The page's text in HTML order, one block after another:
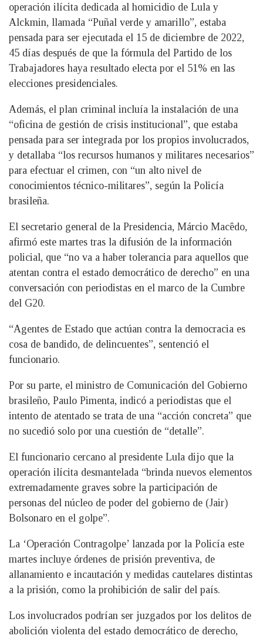
operación ilícita dedicada al homicidio de Lula y
Alckmin, llamada “Puñal verde y amarillo”, estaba
pensada para ser ejecutada el 15 de diciembre de 2022,
45 días después de que la fórmula del Partido de los
Trabajadores haya resultado electa por el 51% en las
elecciones presidenciales.
Además, el plan criminal incluía la instalación de una
“oficina de gestión de crisis institucional”, que estaba
pensada para ser integrada por los propios involucrados,
y detallaba “los recursos humanos y militares necesarios”
para efectuar el crimen, con “un alto nivel de
conocimientos técnico-militares”, según la Policía
brasileña.
El secretario general de la Presidencia, Márcio Macêdo,
afirmó este martes tras la difusión de la información
policial, que “no va a haber tolerancia para aquellos que
atentan contra el estado democrático de derecho” en una
conversación con periodistas en el marco de la Cumbre
del G20.
“Agentes de Estado que actúan contra la democracia es
cosa de bandido, de delincuentes”, sentenció el
funcionario.
Por su parte, el ministro de Comunicación del Gobierno
brasileño, Paulo Pimenta, indicó a periodistas que el
intento de atentado se trata de una “acción concreta” que
no sucedió solo por una cuestión de “detalle”.
El funcionario cercano al presidente Lula dijo que la
operación ilícita desmantelada “brinda nuevos elementos
extremadamente graves sobre la participación de
personas del núcleo de poder del gobierno de (Jair)
Bolsonaro en el golpe”.
La ‘Operación Contragolpe’ lanzada por la Policía este
martes incluye órdenes de prisión preventiva, de
allanamiento e incautación y medidas cautelares distintas
a la prisión, como la prohibición de salir del país.
Los involucrados podrían ser juzgados por los delitos de
abolición violenta del estado democrático de derecho,